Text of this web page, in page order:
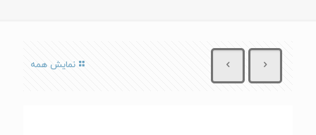
نمایش همه